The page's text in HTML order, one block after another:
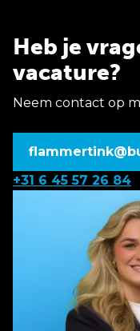
Heb je
vacature?
Neem contact op
+31 6 45 57 26 84